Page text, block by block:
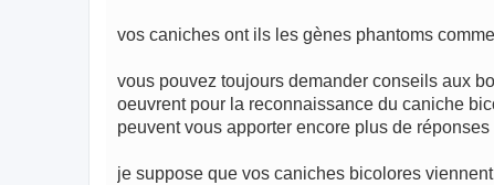
vos caniches ont ils les gènes phantoms
vous pouvez toujours demander conseils aux
oeuvrent pour la reconnaissance du caniche
peuvent vous apporter encore plus de réponses
je suppose que vos caniches bicolores